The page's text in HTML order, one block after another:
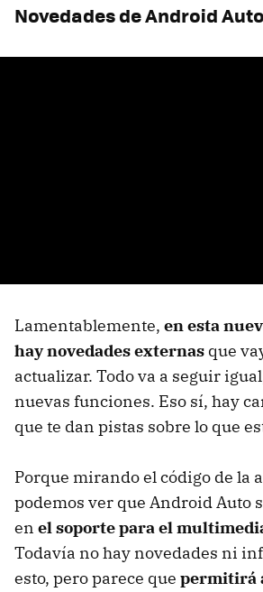
Novedades de Android
Lamentablemente, en esta
hay novedades externas que
actualizar. Todo va a seguir
nuevas funciones. Eso sí, hay
que te dan pistas sobre lo que
Porque mirando el código de la
podemos ver que Android Auto
en el soporte para el
Todavía no hay novedades ni
esto, pero parece que permitirá